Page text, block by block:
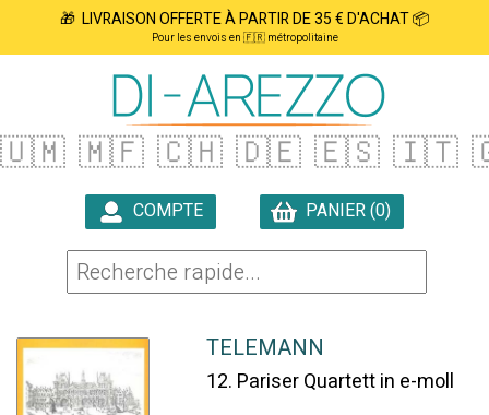
🎁 LIVRAISON OFFERTE À PARTIR DE 35 € D'ACHAT 📦
Pour les envois en 🇫🇷 métropolitaine
🇺🇲 🇲🇫 🇨🇭 🇩🇪 🇪🇸 🇮🇹
COMPTE
PANIER (0)
TELEMANN
12. Pariser Quartett in e-moll